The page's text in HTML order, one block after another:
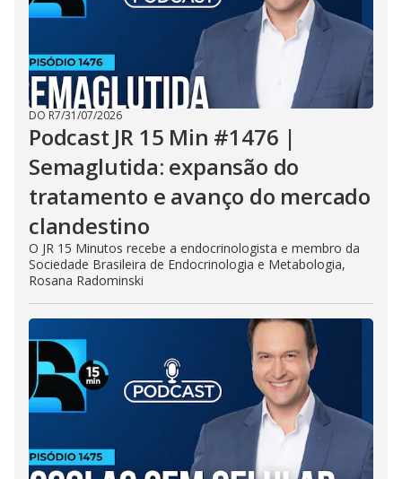
DO R7/31/07/2026
Podcast JR 15 Min #1476 |
Semaglutida: expansão do
tratamento e avanço do mercado
clandestino
O JR 15 Minutos recebe a endocrinologista e membro da
Sociedade Brasileira de Endocrinologia e Metabologia,
Rosana Radominski